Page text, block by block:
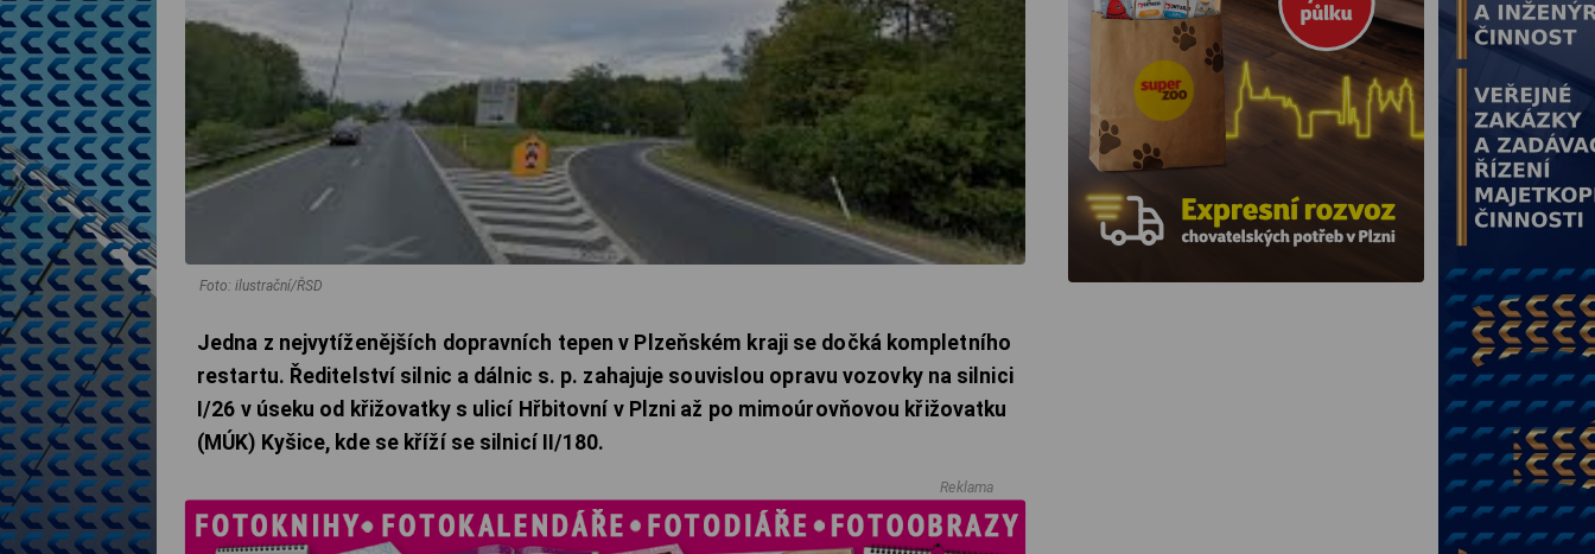
Foto: ilustrační/ŘSD
Jedna z nejvytíženějších dopravních tepen v Plzeňském kraji se dočká kompletního
restartu. Ředitelství silnic a dálnic s. p. zahajuje souvislou opravu vozovky na silnici
I/26 v úseku od křižovatky s ulicí Hřbitovní v Plzni až po mimoúrovňovou křižovatku
(MÚK) Kyšice, kde se kříží se silnicí II/180.
Reklama